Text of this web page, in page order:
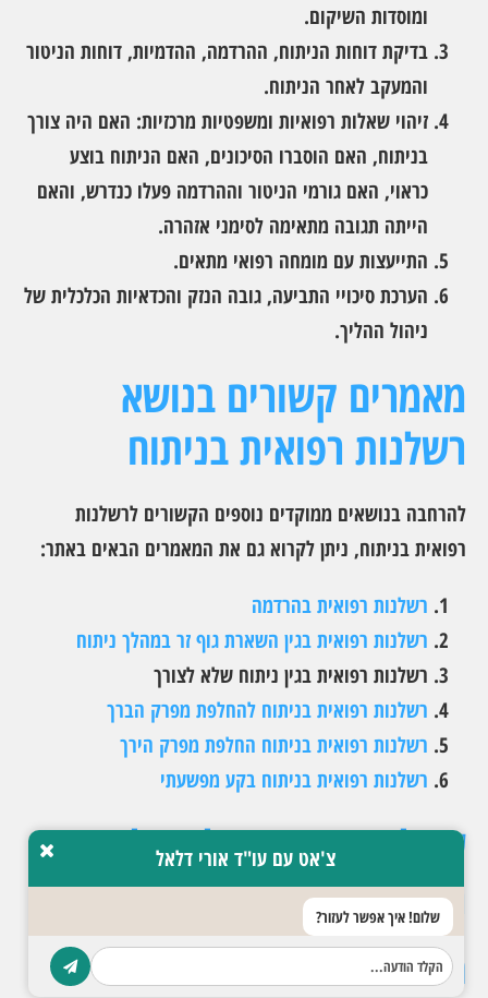
ומוסדות השיקום.
בדיקת דוחות הניתוח, ההרדמה, ההדמיות, דוחות הניטור
והמעקב לאחר הניתוח.
זיהוי שאלות רפואיות ומשפטיות מרכזיות: האם היה צורך
בניתוח, האם הוסברו הסיכונים, האם הניתוח בוצע
כראוי, האם גורמי הניטור וההרדמה פעלו כנדרש, והאם
הייתה תגובה מתאימה לסימני אזהרה.
התייעצות עם מומחה רפואי מתאים.
הערכת סיכויי התביעה, גובה הנזק והכדאיות הכלכלית של
ניהול ההליך.
מאמרים קשורים בנושא
רשלנות רפואית בניתוח
להרחבה בנושאים ממוקדים נוספים הקשורים לרשלנות
רפואית בניתוח, ניתן לקרוא גם את המאמרים הבאים באתר:
רשלנות רפואית בהרדמה
רשלנות רפואית בגין השארת גוף זר במהלך ניתוח
רשלנות רפואית בגין ניתוח שלא לצורך
רשלנות רפואית בניתוח להחלפת מפרק הברך
רשלנות רפואית בניתוח החלפת מפרק הירך
רשלנות רפואית בניתוח בקע מפשעתי
שאלות נפוצות על רשלנות
רפואית בניתוח
האם כל סיבוך בניתוח הוא
צ'אט עם עו"ד אורי דלאל
שלום! איך אפשר לעזור?